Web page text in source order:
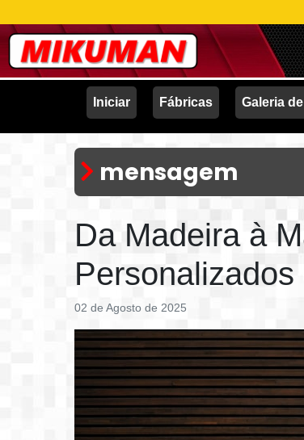
Iniciar Fábricas Galeria
mensagem
Da Madeira à
02 de Agosto de 2025